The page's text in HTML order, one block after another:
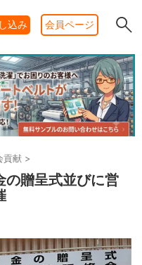
込み 会員ページ
貢献 >
の贈呈式並びに営